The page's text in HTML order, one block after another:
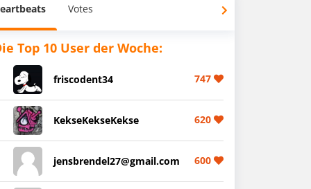
Votes
Top 10 User der Woche:
friscodent34 747
KekseKekseKekse 620
jensbrendel27@gmail.com 600